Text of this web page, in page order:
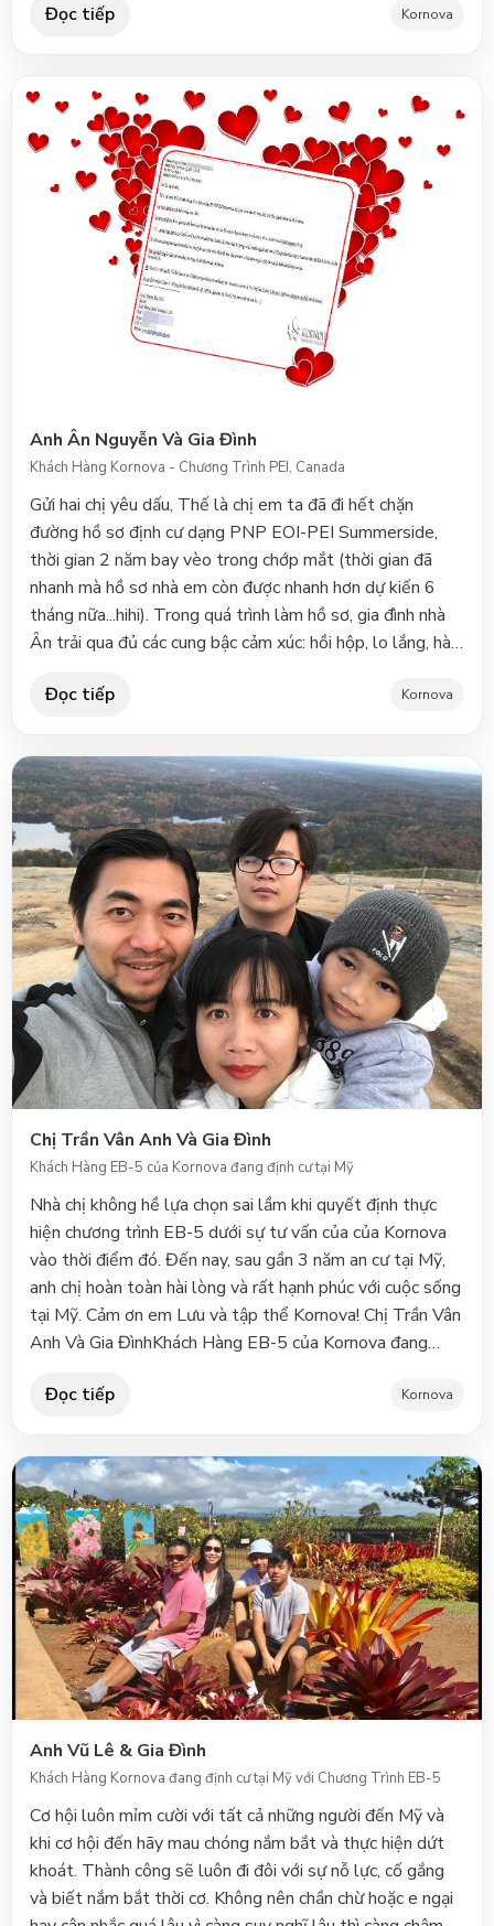
phúc và nhiều thành công. Best regards, Chị Hương Thư
Đọc tiếp Kornova
Anh Ân Nguyễn Và Gia Đình
Khách Hàng Kornova - Chương Trình PEI, Canada
Gửi hai chị yêu dấu, Thế là chị em ta đã đi hết chặn
đường hồ sơ định cư dạng PNP EOI-PEI Summerside,
thời gian 2 năm bay vèo trong chớp mắt (thời gian đã
nhanh mà hồ sơ nhà em còn được nhanh hơn dự kiến 6
tháng nữa...hihi). Trong quá trình làm hồ sơ, gia đình nhà
Ân trải qua đủ các cung bậc cảm xúc: hồi hộp, lo lắng, hào
Seagames 30 vậy. Nhưng cũng nhờ đó, gia đình Ân mới
phong cực kỳ chuyên nghiệp của toàn bộ đội ngũ nhân
viên công ty Kornova mình, đặc biệt là hai chị yêu dấu. Xin
dành trọn những tình cảm tốt đẹp nhất cho công ty
Kornova nhà mình. Xin kính chúc công ty Kornova luôn
thành công và giúp được nhiều nhiều khách hàng hơn nữa.
Đặc biệt dành riêng lời chúc luôn xinh đẹp, trẻ trung, yêu
đời đến hai chị yêu thương. Em của hai chị. PS: Vừa rồi, có
đứa bạn hỏi "Ủa Ân? làm sao mà đi định cư cả gia đình
qua Canada hay vậy". Câu trả lời sẽ luôn là "Vui lòng liên
hệ công ty Kornova Việt Nam, chuyên tư vấn định cư Mỹ-
Canada, địa chỉ lầu 8 tòa nhà Cienco 4, 180 Nguyễn Thị
Minh Khai, P6, Q3, TPHCM, gặp team chị Mai-chị Nga,
password: bạn của Ân. An Q. Nguyen, BSc, MBA,
Director Thanh Phuong Metal Trading Co., Ltd Website:
www.phelieuthanhphuong.com Anh Ân Nguyễn Và Gia
ĐìnhKhách Hàng Kornova - Chương Trình PEI, Canada
Đọc tiếp Kornova
Chị Trần Vân Anh Và Gia Đình
Khách Hàng EB-5 của Kornova đang định cư tại Mỹ
Nhà chị không hề lựa chọn sai lầm khi quyết định thực
hiện chương trình EB-5 dưới sự tư vấn của của Kornova
vào thời điểm đó. Đến nay, sau gần 3 năm an cư tại Mỹ,
anh chị hoàn toàn hài lòng và rất hạnh phúc với cuộc sống
tại Mỹ. Cảm ơn em Lưu và tập thể Kornova! Chị Trần Vân
Anh Và Gia ĐìnhKhách Hàng EB-5 của Kornova đang
Đọc tiếp
Kornova
Anh Vũ Lê & Gia Đình
Khách Hàng Kornova đang định cư tại Mỹ với Chương Trình EB-5
Cơ hội luôn mỉm cười với tất cả những người đến Mỹ và
khi cơ hội đến hãy mau chóng nắm bắt và thực hiện dứt
khoát. Thành công sẽ luôn đi đôi với sự nỗ lực, cố gắng
và biết nắm bắt thời cơ. Không nên chần chừ hoặc e ngại